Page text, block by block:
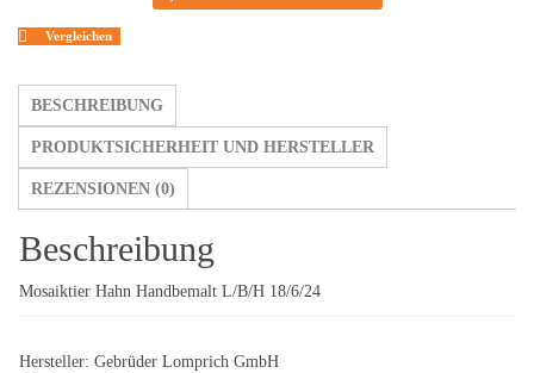
Vergleichen
BESCHREIBUNG
PRODUKTSICHERHEIT UND HERSTELLER
REZENSIONEN (0)
Beschreibung
Mosaiktier Hahn Handbemalt L/B/H 18/6/24
Hersteller: Gebrüder Lomprich GmbH